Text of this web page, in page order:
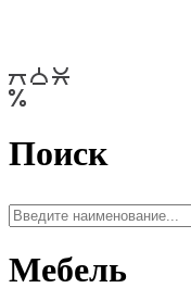
Поиск
Мебель